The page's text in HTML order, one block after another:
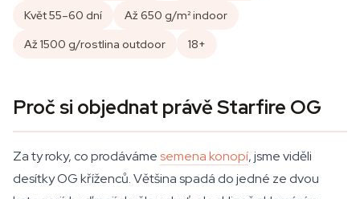
Květ 55–60 dní
Až 650 g/m² indoor
Až 1500 g/rostlina outdoor
18+
Proč si objednat právě Starfire OG
Za ty roky, co prodávámesemena konopí, jsme viděli
desítky OG kříženců. Většina spadá do jedné ze dvou